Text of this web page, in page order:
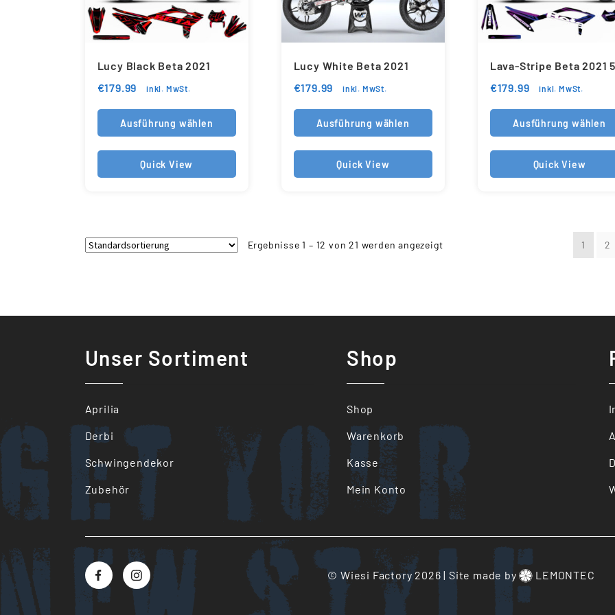
Lucy Black Beta 2021
€179.99 inkl. MwSt.
Ausführung wählen
Quick View
Lucy White Beta 2021
€179.99 inkl. MwSt.
Ausführung wählen
Quick View
Lava-Stripe Beta 2021
€179.99 inkl. MwSt.
Ausführung wählen
Quick View
Ergebnisse 1 – 12 von 21 werden angezeigt 1 2
Unser Sortiment
Aprilia
Derbi
Schwingendekor
Zubehör
Shop
Shop
Warenkorb
Kasse
Mein Konto
© Wiesi Factory 2026 | Site made by LEMONTEC
your